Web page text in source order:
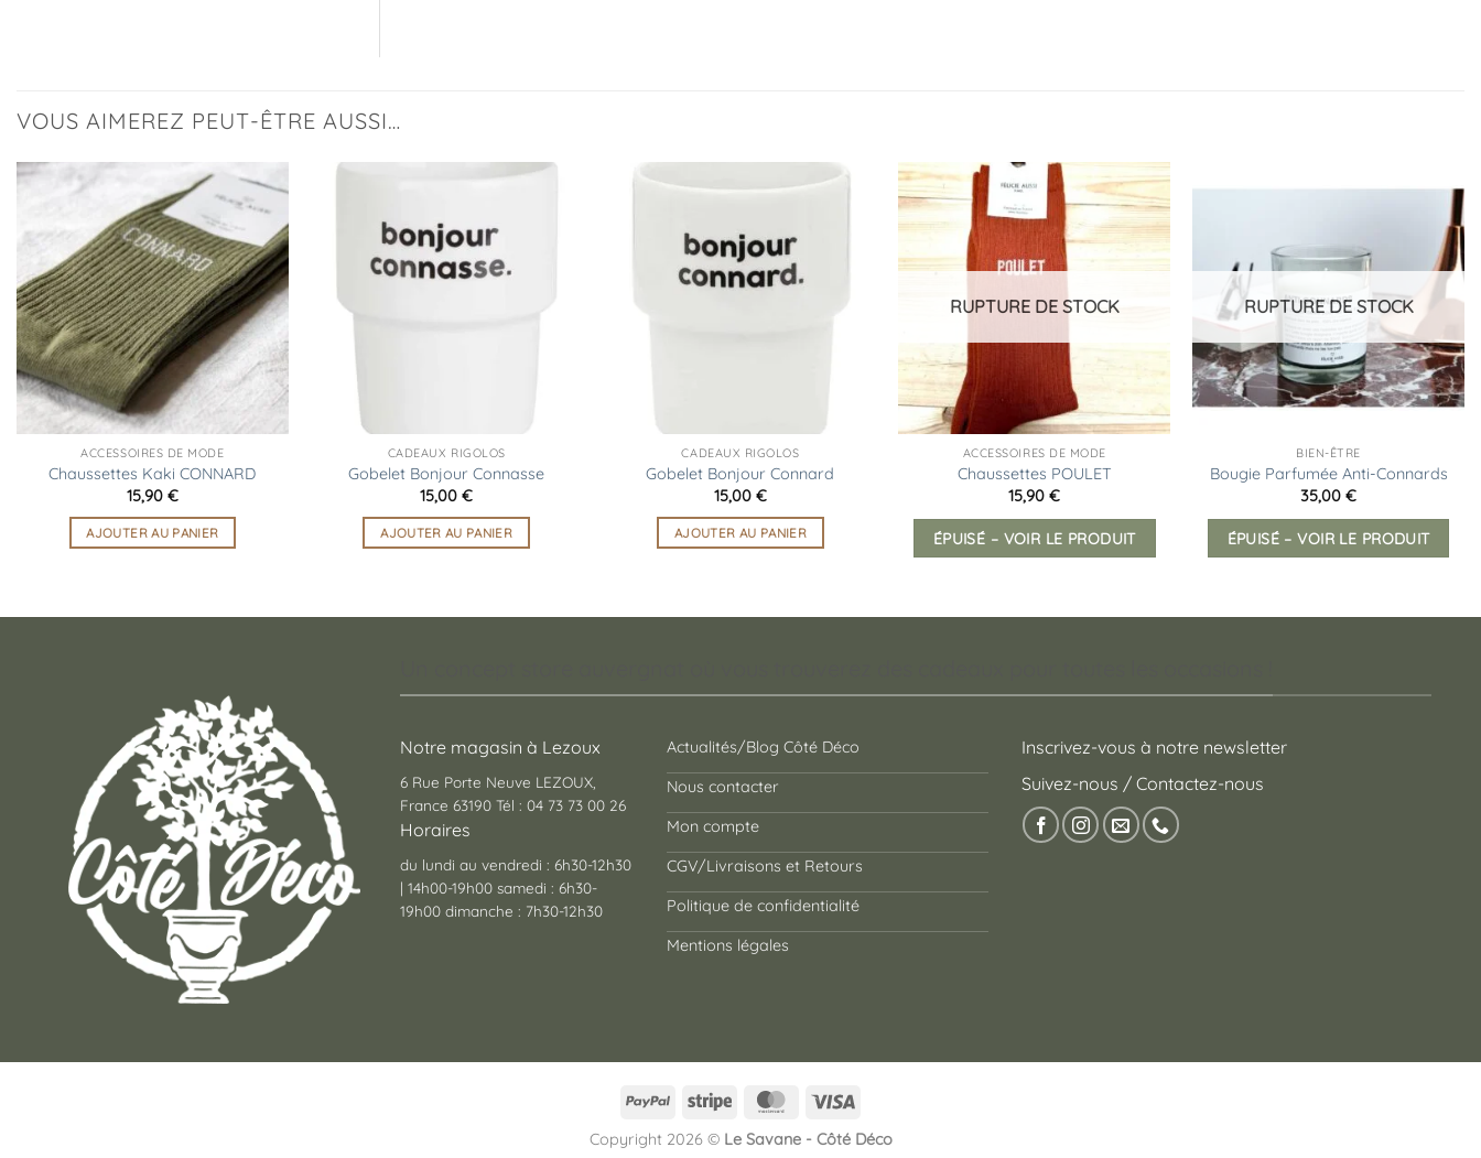
VOUS AIMEREZ PEUT-ÊTRE AUSSI…
à la
liste
d’envies
ACCESSOIRES DE MODE
Chaussettes Kaki CONNARD
15,90 €
AJOUTER AU PANIER
CADEAUX RIGOLOS
Gobelet Bonjour Connasse
15,00€
AJOUTER AU PANIER
CADEAUX RIGOLOS
Gobelet Bonjour Connard
15,00 €
AJOUTER AU PANIER
Ajouter
liste
d’envies
RUPTURE DE STOCK
ACCESSOIRES DE MODE
Chaussettes POULET
15,90€
ÉPUISÉ – VOIR LE PRODUIT
Ajouter
d’envies
RUPTURE DE STOCK
BIEN-ÊTRE
Bougie Parfumée Anti-Connards
35,00€
ÉPUISÉ – VOIR LE PRODUIT
Notre magasin à Lezoux
6 Rue Porte Neuve LEZOUX,
France 63190 Tél : 04 73 73 00 26
Horaires
du lundi au vendredi : 6h30-12h30
| 14h00-19h00 samedi : 6h30-
19h00 dimanche : 7h30-12h30
Actualités/Blog Côté Déco
Nous contacter
Mon compte
CGV/Livraisons et Retours
Politique de confidentialité
Mentions légales
Inscrivez-vous à notre newsletter
Suivez-nous / Contactez-nous
PayPal Stripe MasterCard
Visa
Copyright 2026 © Le Savane - Côté Déco